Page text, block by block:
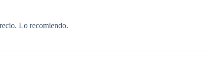
Lo recomiendo.